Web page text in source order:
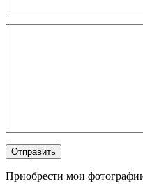
Приобрести мои